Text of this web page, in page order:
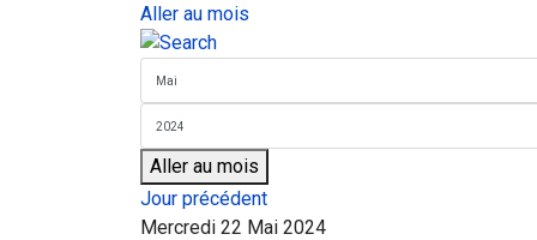
Aller au mois
Aller au mois
Jour précédent
Mercredi 22 Mai 2024